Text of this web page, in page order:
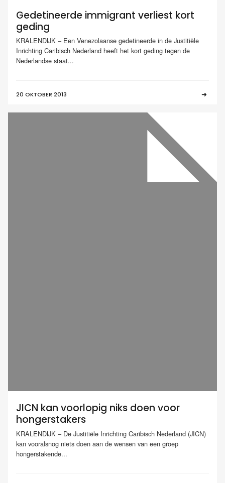
Gedetineerde immigrant verliest kort
geding
KRALENDIJK – Een Venezolaanse gedetineerde in de Justitiële
Inrichting Caribisch Nederland heeft het kort geding tegen de
Nederlandse staat...
20 OKTOBER 2013
JICN kan voorlopig niks doen voor
hongerstakers
KRALENDIJK – De Justitiële Inrichting Caribisch Nederland (JICN)
kan vooralsnog niets doen aan de wensen van een groep
hongerstakende...